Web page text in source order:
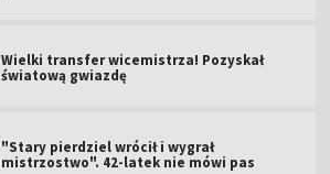
Wielki transfer wicemistrza! Pozyskał
światową gwiazdę
"Stary pierdziel wrócił i wygrał
mistrzostwo". 42-latek nie mówi pas